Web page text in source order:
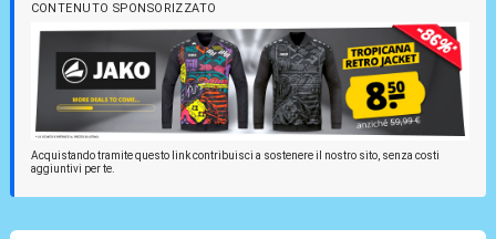
CONTENUTO SPONSORIZZATO
Acquistando tramite questo link contribuisci a sostenere il nostro sito, senza costi
aggiuntivi per te.